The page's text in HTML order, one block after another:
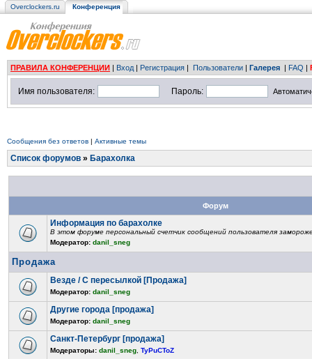
Overclockers.ru Конференция
ПРАВИЛА КОНФЕРЕНЦИИ | Вход | Регистрация | Пользователи | Галерея | FAQ |
Имя пользователя: Пароль:
Сообщения без ответов | Активные темы
Список форумов » Барахолка
Форум
Информация по барахолке
В этом форуме персональный счетчик сообщений пользователя
Модератор: danil_sneg
Продажа
Везде / С пересылкой [Продажа]
Модератор: danil_sneg
Другие города [продажа]
Модератор: danil_sneg
Санкт-Петербург [продажа]
Модераторы: danil_sneg TyPuCToZ